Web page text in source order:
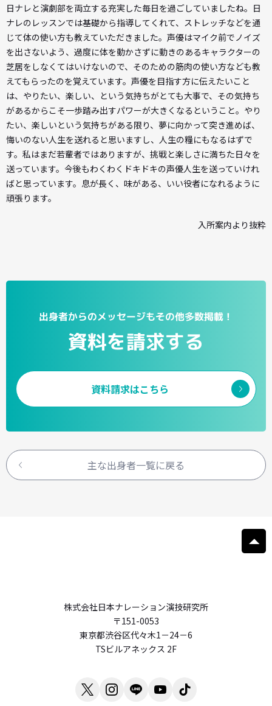
日ナレと演劇部を両立する充実した毎日を過ごしていましたね。日
ナレのレッスンでは基礎から指導してくれて、ストレッチなどを通
じて体の使い方も教えていただきました。声優はマイク前でノイズ
を出さないよう、過度に体を動かさずに動きのあるキャラクターの
芝居をしなくてはいけないので、そのための筋肉の使い方なども教
えてもらったのを覚えています。声優を目指す方に伝えたいこと
は、やりたい、楽しい、という気持ちがとても大事で、その気持ち
があるからこそ一歩踏み出すパワーが大きくなるということ。やり
たい、楽しいという気持ちがある限り、夢に向かって突き進めば、
悔いのない人生を送れると思いますし、人生の糧にもなるはずで
す。私はまだ若輩者ではありますが、挑戦と楽しさに満ちた日々を
送っています。今後もわくわくドキドキの声優人生を送っていけれ
ばと思っています。息が長く、味がある、いい役者になれるように
頑張ります。
入所案内より抜粋
出身者からのメッセージもその他多数掲載！
資料を請求する
資料請求はこちら
主な出身者一覧に戻る
株式会社日本ナレーション演技研究所
〒151-0053
東京都渋谷区代々木1－24－6
TSビルアネックス 2F